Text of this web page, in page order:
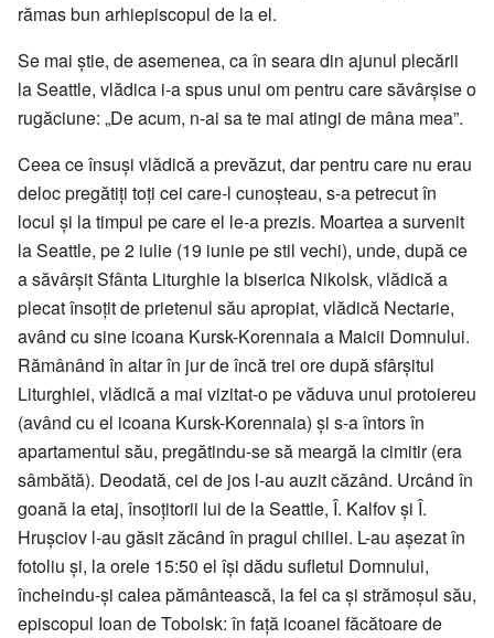
rămas bun arhiepiscopul de la el.
Se mai știe, de asemenea, ca în seara din ajunul plecării
la Seattle, vlădica i-a spus unui om pentru care săvârșise o
rugăciune: „De acum, n-ai sa te mai atingi de mâna mea”.
Ceea ce însuși vlădică a prevăzut, dar pentru care nu erau
deloc pregătiți toți cei care-l cunoșteau, s-a petrecut în
locul și la timpul pe care el le-a prezis. Moartea a survenit
la Seattle, pe 2 iulie (19 iunie pe stil vechi), unde, după ce
a săvârșit Sfânta Liturghie la biserica Nikolsk, vlădică a
plecat însoțit de prietenul său apropiat, vlădică Nectarie,
având cu sine icoana Kursk-Korennaia a Maicii Domnului.
Rămânând în altar în jur de încă trei ore după sfârșitul
Liturghiei, vlădică a mai vizitat-o pe văduva unui protoiereu
(având cu el icoana Kursk-Korennaia) și s-a întors în
apartamentul său, pregătindu-se să meargă la cimitir (era
sâmbătă). Deodată, cei de jos l-au auzit căzând. Urcând în
goană la etaj, însoțitorii lui de la Seattle, Î. Kalfov și Î.
Hrușciov l-au găsit zăcând în pragul chiliei. L-au așezat în
fotoliu și, la orele 15:50 el își dădu sufletul Domnului,
încheindu-și calea pământească, la fel ca și strămoșul său,
episcopul Ioan de Tobolsk: în față icoanei făcătoare de